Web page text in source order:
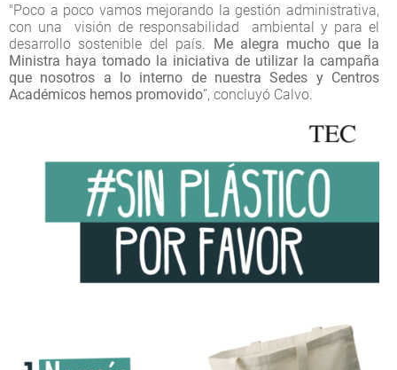
"Poco a poco vamos mejorando la gestión administrativa,
con una visión de responsabilidad ambiental y para el
desarrollo sostenible del país. Me alegra mucho que la
Ministra haya tomado la iniciativa de utilizar la campaña
que nosotros a lo interno de nuestra Sedes y Centros
Académicos hemos promovido”, concluyó Calvo.